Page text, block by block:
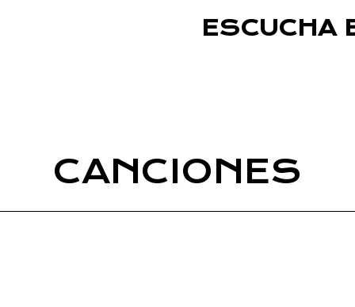
ESCUCHA
CANCIONES